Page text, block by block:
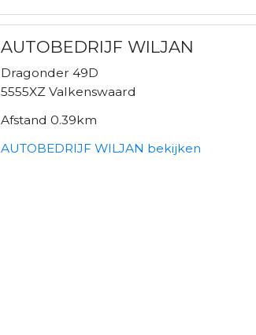
AUTOBEDRIJF WILJAN
Dragonder 49D
5555XZ Valkenswaard
Afstand 0.39km
AUTOBEDRIJF WILJAN bekijken